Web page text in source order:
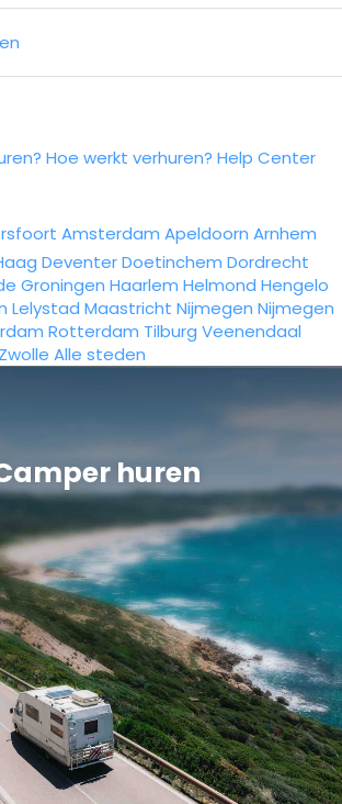
Hoe werkt verhuren? Help Center
Amsterdam Apeldoorn Arnhem
DeventerDoetinchem Dordrecht
Groningen Haarlem Helmond Hengelo
Lelystad Maastricht Nijmegen Nijmegen
Rotterdam Tilburg Veenendaal
Zwolle Alle steden
huren